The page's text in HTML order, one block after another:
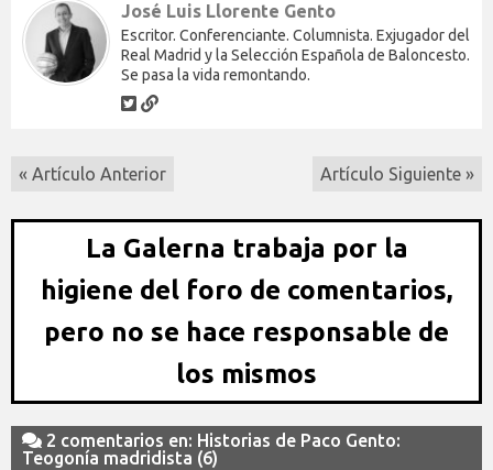
José Luis Llorente Gento
Escritor. Conferenciante. Columnista. Exjugador del
Real Madrid y la Selección Española de Baloncesto.
Se pasa la vida remontando.
« Artículo Anterior Artículo Siguiente »
La Galerna trabaja por la
higiene del foro de comentarios,
pero no se hace responsable de
los mismos
2 comentarios en: Historias de Paco Gento:
Teogonía madridista (6)